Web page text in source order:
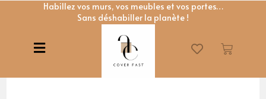
Habillez vos murs, vos meubles et vos portes…
Sans déshabiller la planète !